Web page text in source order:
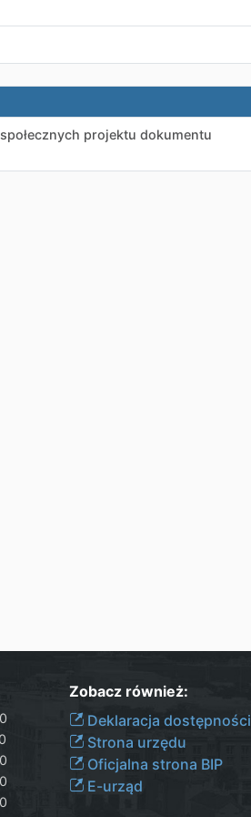
projektu dokumentu
Zobacz również:
Deklaracja dostępności
Strona urzędu
Oficjalna strona BIP
E-urząd